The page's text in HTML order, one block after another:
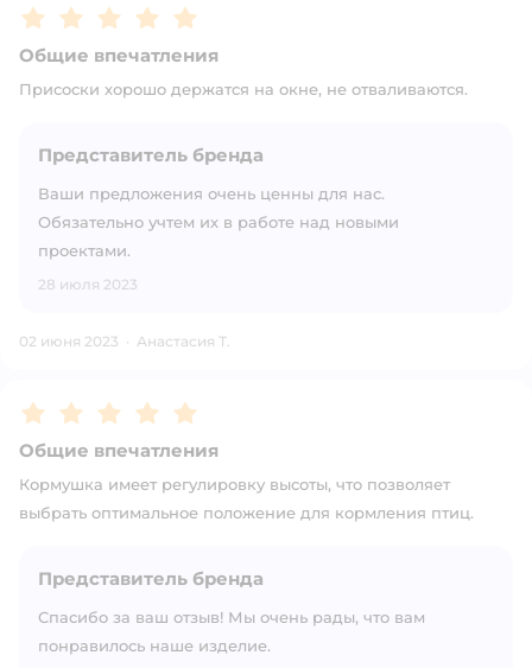
Рейтинг:5
Общие впечатления
Присоски хорошо держатся на окне, не отваливаются.
Представитель бренда
Ваши предложения очень ценны для нас.
Обязательно учтем их в работе над новыми
проектами.
28 июля 2023
02 июня 2023 · Анастасия Т.
Рейтинг:5
Общие впечатления
Кормушка имеет регулировку высоты, что позволяет
выбрать оптимальное положение для кормления птиц.
Представитель бренда
Спасибо за ваш отзыв! Мы очень рады, что вам
понравилось наше изделие.